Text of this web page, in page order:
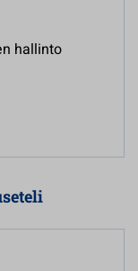
hallinto